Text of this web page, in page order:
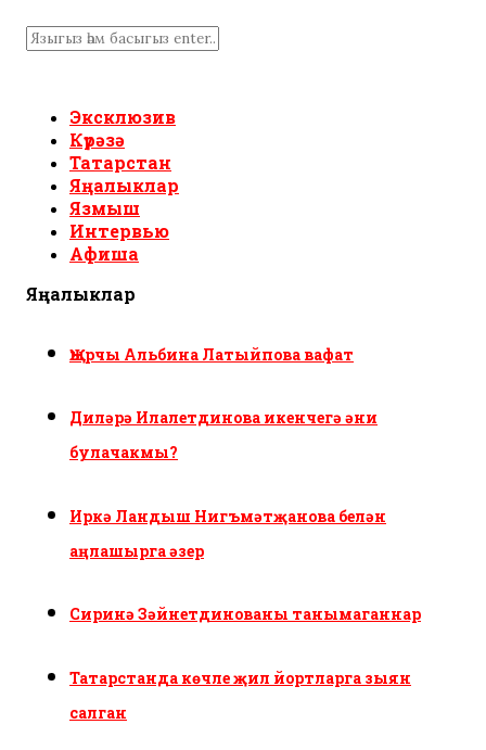
Эксклюзив
Күрәзә
Татарстан
Яңалыклар
Язмыш
Интервью
Афиша
Яңалыклар
Җырчы Альбина Латыйпова вафат
Диләрә Илалетдинова икенчегә әни
булачакмы?
Иркә Ландыш Нигъмәтҗанова белән
аңлашырга әзер
Сиринә Зәйнетдинованы танымаганнар
Татарстанда көчле җил йортларга зыян
салган